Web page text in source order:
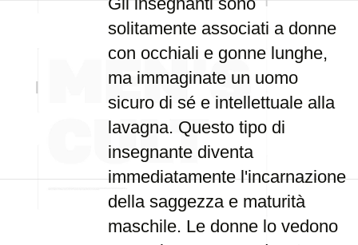
solitamente associati a donne
con occhiali e gonne lunghe,
ma immaginate un uomo
sicuro di sé e intellettuale alla
lavagna. Questo tipo di
insegnante diventa
immediatamente l'incarnazione
della saggezza e maturità
maschile. Le donne lo vedono